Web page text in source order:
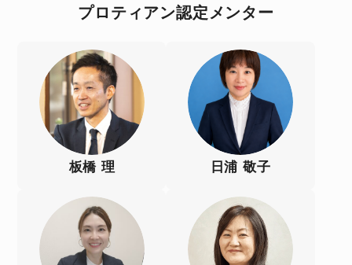
プロティアン認定メンター
板橋 理 日浦 敬子